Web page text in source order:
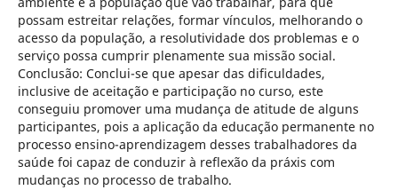
possam estreitar relações, formar vínculos, melhorando o
acesso da população, a resolutividade dos problemas e o
serviço possa cumprir plenamente sua missão social.
Conclusão: Conclui-se que apesar das dificuldades,
inclusive de aceitação e participação no curso, este
conseguiu promover uma mudança de atitude de alguns
participantes, pois a aplicação da educação permanente no
processo ensino-aprendizagem desses trabalhadores da
saúde foi capaz de conduzir à reflexão da práxis com
mudanças no processo de trabalho.